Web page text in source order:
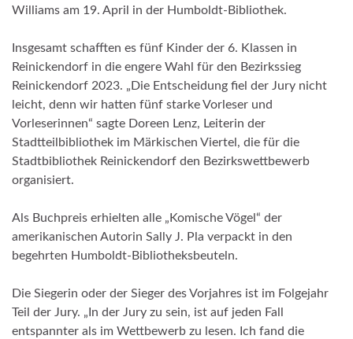
Williams am 19. April in der Humboldt-Bibliothek.
Insgesamt schafften es fünf Kinder der 6. Klassen in
Reinickendorf in die engere Wahl für den Bezirkssieg
Reinickendorf 2023. „Die Entscheidung fiel der Jury nicht
leicht, denn wir hatten fünf starke Vorleser und
Vorleserinnen“ sagte Doreen Lenz, Leiterin der
Stadtteilbibliothek im Märkischen Viertel, die für die
Stadtbibliothek Reinickendorf den Bezirkswettbewerb
organisiert.
Als Buchpreis erhielten alle „Komische Vögel“ der
amerikanischen Autorin Sally J. Pla verpackt in den
begehrten Humboldt-Bibliotheksbeuteln.
Die Siegerin oder der Sieger des Vorjahres ist im Folgejahr
Teil der Jury. „In der Jury zu sein, ist auf jeden Fall
entspannter als im Wettbewerb zu lesen. Ich fand die